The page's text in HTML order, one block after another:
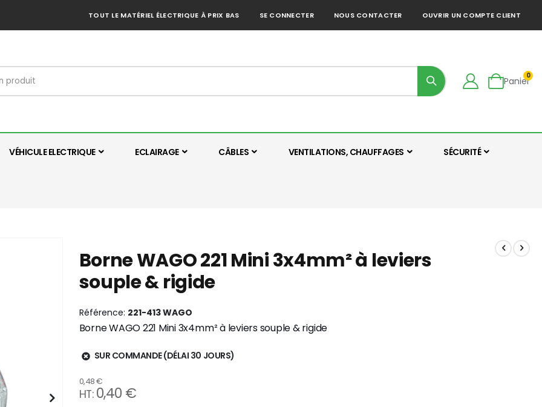
TOUT LE MATÉRIEL ÉLECTRIQUE À PRIX BAS SE CONNECTER NOUS CONTACTER OUVRIR UN COMPTE CLIENT
Panier
0
VÉHICULE ELECTRIQUE ECLAIRAGE CÂBLES VENTILATIONS, CHAUFFAGES SÉCURITÉ
Borne WAGO 221 Mini 3x4mm² à leviers
souple & rigide
Référence 221-413 WAGO
Borne WAGO 221 Mini 3x4mm² à leviers souple & rigide
SUR COMMANDE (DÉLAI 30 JOURS)
0,48 €
0,40 €